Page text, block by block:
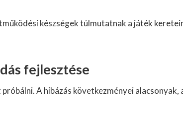
készségek túlmutatnak a játék
fejlesztése
A hibázás következményei